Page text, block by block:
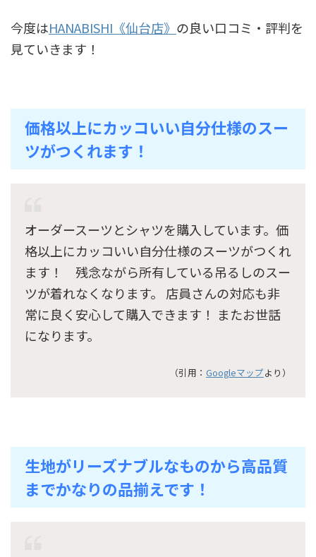
今度はHANABISHI《仙台店》 の良い口コミ・評判を
見ていきます！
価格以上にカッコいい自分仕様のスー
ツがつくれます！
オーダースーツとシャツを購入しています。価
格以上にカッコいい自分仕様のスーツがつくれ
ます！ 残念ながら所有している吊るしのスー
ツが着れなくなります。 店員さんの対応も非
常に良く安心して購入できます！ またお世話
になります。
（引用： Googleマップより）
生地がリーズナブルなものから高品質
までかなりの品揃えです！